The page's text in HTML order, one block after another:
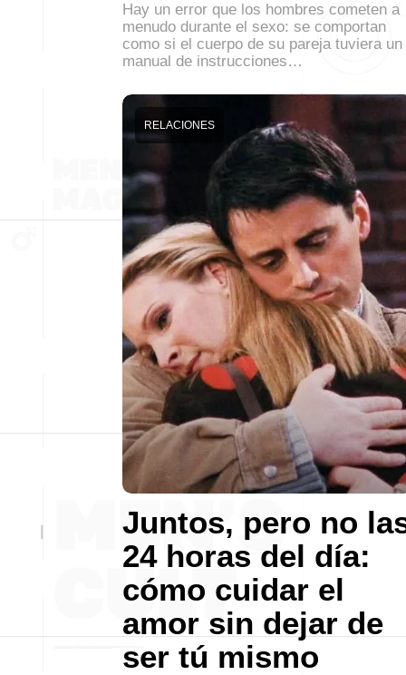
Hay un error que los hombres cometen a
menudo durante el sexo: se comportan
como si el cuerpo de su pareja tuviera un
manual de instrucciones…
Juntos, pero no
24 horas del día:
cómo cuidar el
amor sin dejar de
ser tú mismo
RELACIONES